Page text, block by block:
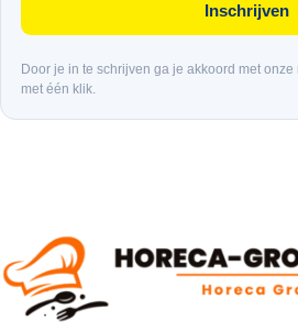
Inschrijven
Door je in te schrijven ga je akkoord met
met één klik.